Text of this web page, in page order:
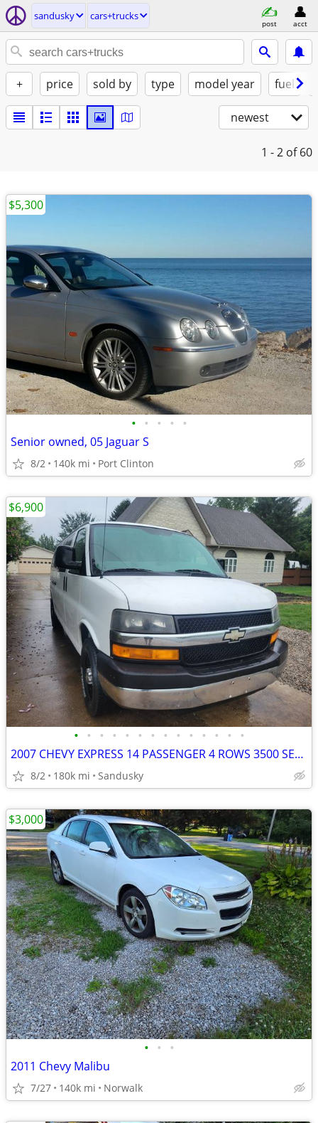
sandusky cars+trucks
post acct
+ price sold by type model year fuel
newest
1 - 2 of 60
• • • • •
Senior owned, 05 Jaguar S
8/2 140k mi Port Clinton
$5,300
• • • • • • • • • • • • • •
2007 CHEVY EXPRESS 14 PASSENGER 4 ROWS 3500 SERIES
8/2 180k mi Sandusky
$6,900
• • •
2011 Chevy Malibu
7/27 140k mi Norwalk
$3,000